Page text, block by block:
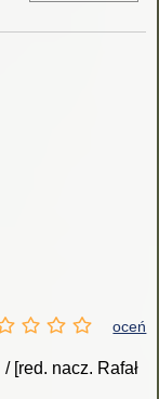
oceń
/ [red. nacz. Rafał